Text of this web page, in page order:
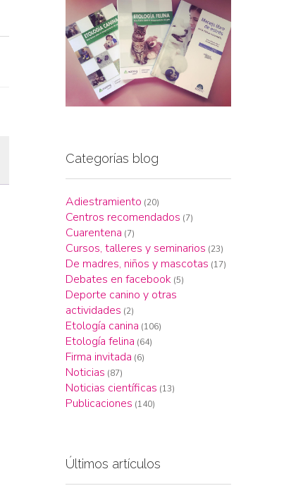
Categorías blog
Adiestramiento (20)
Centros recomendados (7)
Cuarentena (7)
Cursos, talleres y seminarios (23)
De madres, niños y mascotas (17)
Debates en facebook (5)
Deporte canino y otras
actividades (2)
Etología canina (106)
Etología felina (64)
Firma invitada (6)
Noticias (87)
Noticias científicas (13)
Publicaciones (140)
Últimos artículos